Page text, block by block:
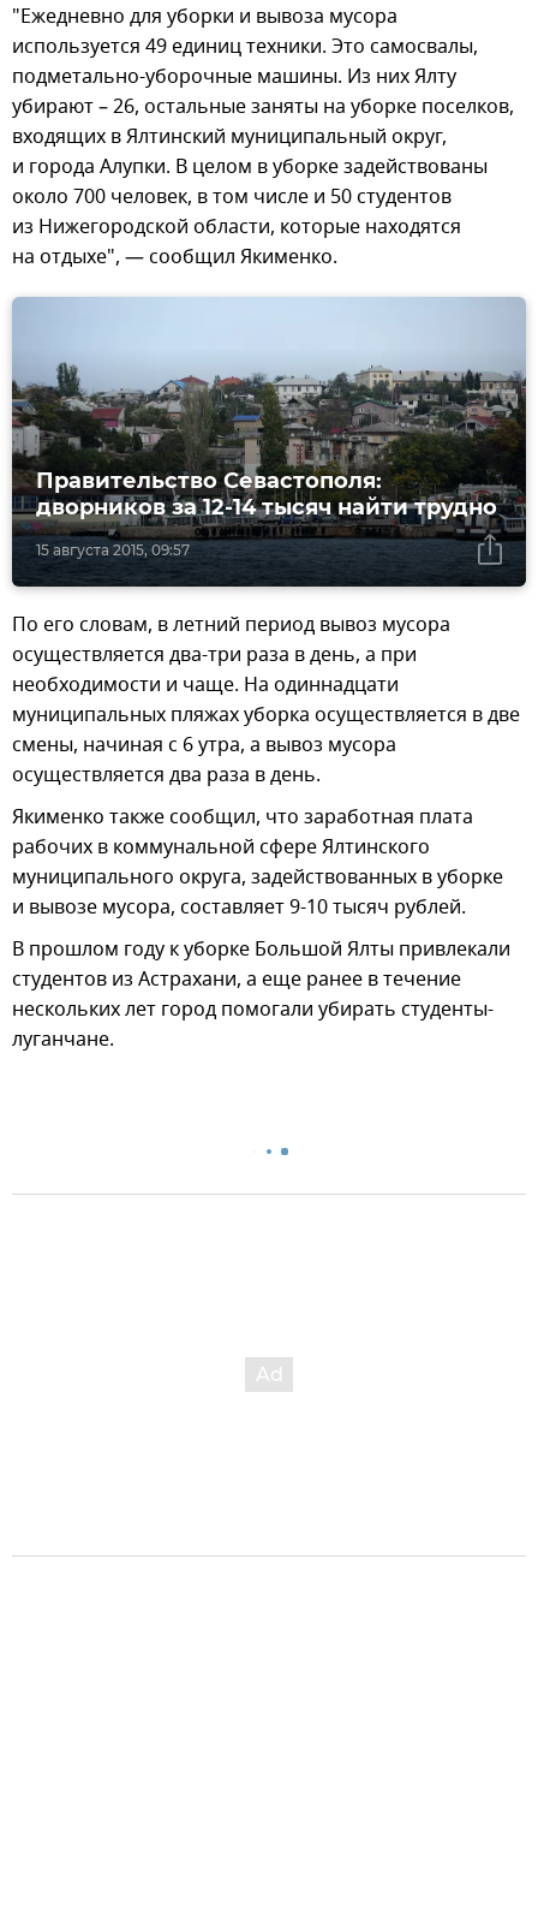
"Ежедневно для уборки и вывоза мусора
используется 49 единиц техники. Это самосвалы,
подметально-уборочные машины. Из них Ялту
убирают – 26, остальные заняты на уборке поселков,
входящих в Ялтинский муниципальный округ,
и города Алупки. В целом в уборке задействованы
около 700 человек, в том числе и 50 студентов
из Нижегородской области, которые находятся
на отдыхе", — сообщил Якименко.
15 августа 2015, 09:57
Правительство Севастополя:
дворников за 12-14 тысяч найти трудно
По его словам, в летний период вывоз мусора
осуществляется два-три раза в день, а при
необходимости и чаще. На одиннадцати
муниципальных пляжах уборка осуществляется в две
смены, начиная с 6 утра, а вывоз мусора
осуществляется два раза в день.
Якименко также сообщил, что заработная плата
рабочих в коммунальной сфере Ялтинского
муниципального округа, задействованных в уборке
и вывозе мусора, составляет 9-10 тысяч рублей.
В прошлом году к уборке Большой Ялты привлекали
студентов из Астрахани, а еще ранее в течение
нескольких лет город помогали убирать студенты-
луганчане.